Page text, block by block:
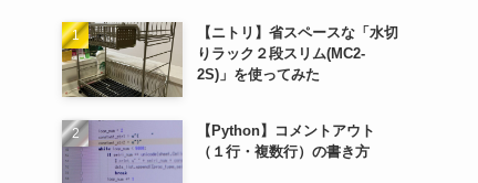
【ニトリ】省スペースな「水切
りラック２段スリム(MC2-
2S)」を使ってみた
【Python】コメントアウト
（１行・複数行）の書き方